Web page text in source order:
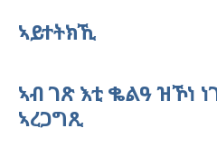
ኣይተትክኺ
ኣብ ገጽ እቲ ቈልዓ ዝኾነ
ኣረጋግጺ